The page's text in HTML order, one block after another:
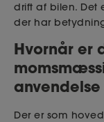
drift af bilen. Det
der har
Hvornår er
Der er som